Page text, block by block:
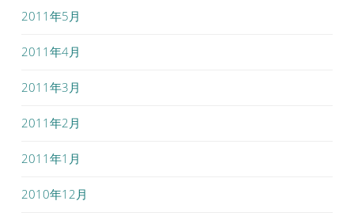
2011年5月
2011年4月
2011年3月
2011年2月
2011年1月
2010年12月